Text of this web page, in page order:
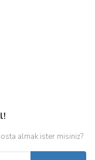
almak ister misiniz?